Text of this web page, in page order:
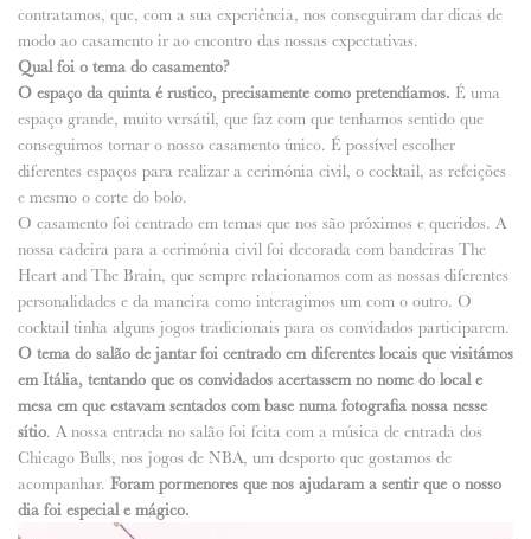
contratamos, que, com a sua experiência, nos conseguiram dar dicas de
modo ao casamento ir ao encontro das nossas expectativas.
Qual foi o tema do casamento?
O espaço da quinta é rustico, precisamente como pretendíamos. É uma
espaço grande, muito versátil, que faz com que tenhamos sentido que
conseguimos tornar o nosso casamento único. É possível escolher
diferentes espaços para realizar a cerimónia civil, o cocktail, as refeições
e mesmo o corte do bolo.
O casamento foi centrado em temas que nos são próximos e queridos. A
nossa cadeira para a cerimónia civil foi decorada com bandeiras The
Heart and The Brain, que sempre relacionamos com as nossas diferentes
personalidades e da maneira como interagimos um com o outro. O
cocktail tinha alguns jogos tradicionais para os convidados participarem.
O tema do salão de jantar foi centrado em diferentes locais que visitámos
em Itália, tentando que os convidados acertassem no nome do local e
mesa em que estavam sentados com base numa fotografia nossa nesse
sítio. A nossa entrada no salão foi feita com a música de entrada dos
Chicago Bulls, nos jogos de NBA, um desporto que gostamos de
acompanhar. Foram pormenores que nos ajudaram a sentir que o nosso
dia foi especial e mágico.